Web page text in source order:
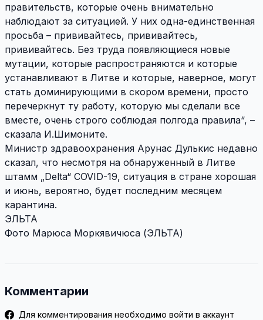
правительств, которые очень внимательно
наблюдают за ситуацией. У них одна-единственная
просьба – прививайтесь, прививайтесь,
прививайтесь. Без труда появляющиеся новые
мутации, которые распространяются и которые
устанавливают в Литве и которые, наверное, могут
стать доминирующими в скором времени, просто
перечеркнут ту работу, которую мы сделали все
вместе, очень строго соблюдая полгода правила“, –
сказала И.Шимоните.
Министр здравоохранения Арунас Дулькис недавно
сказал, что несмотря на обнаруженный в Литве
штамм „Delta“ COVID-19, ситуация в стране хорошая
и июнь, вероятно, будет последним месяцем
карантина.
ЭЛЬТА
Фото Марюса Моркявичюса (ЭЛЬТА)
Комментарии
Для комментирования необходимо войти в аккаунт